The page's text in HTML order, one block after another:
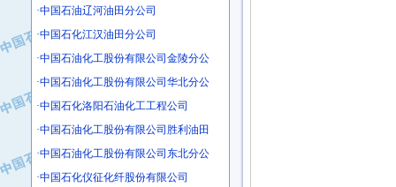
·保定北奥石油物探特种车辆制造有限
·盘锦辽河油田天意石油装备有限公司
·南石力天传动件有限公司
·浙江瑞普环境技术有限公司
·华北石油新大禹环保设备有限公司
·河北翼凌机械制造总厂
·中国石油辽河油田分公司
·中国石化江汉油田分公司
·中国石油化工股份有限公司金陵分公
·中国石油化工股份有限公司华北分公
·中国石化洛阳石油化工工程公司
·中国石油化工股份有限公司胜利油田
·中国石油化工股份有限公司东北分公
·中国石化仪征化纤股份有限公司